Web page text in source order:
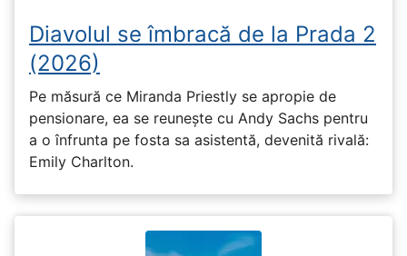
Diavolul se îmbracă de la Prada 2
(2026)
Pe măsură ce Miranda Priestly se apropie de
pensionare, ea se reunește cu Andy Sachs pentru
a o înfrunta pe fosta sa asistentă, devenită rivală:
Emily Charlton.